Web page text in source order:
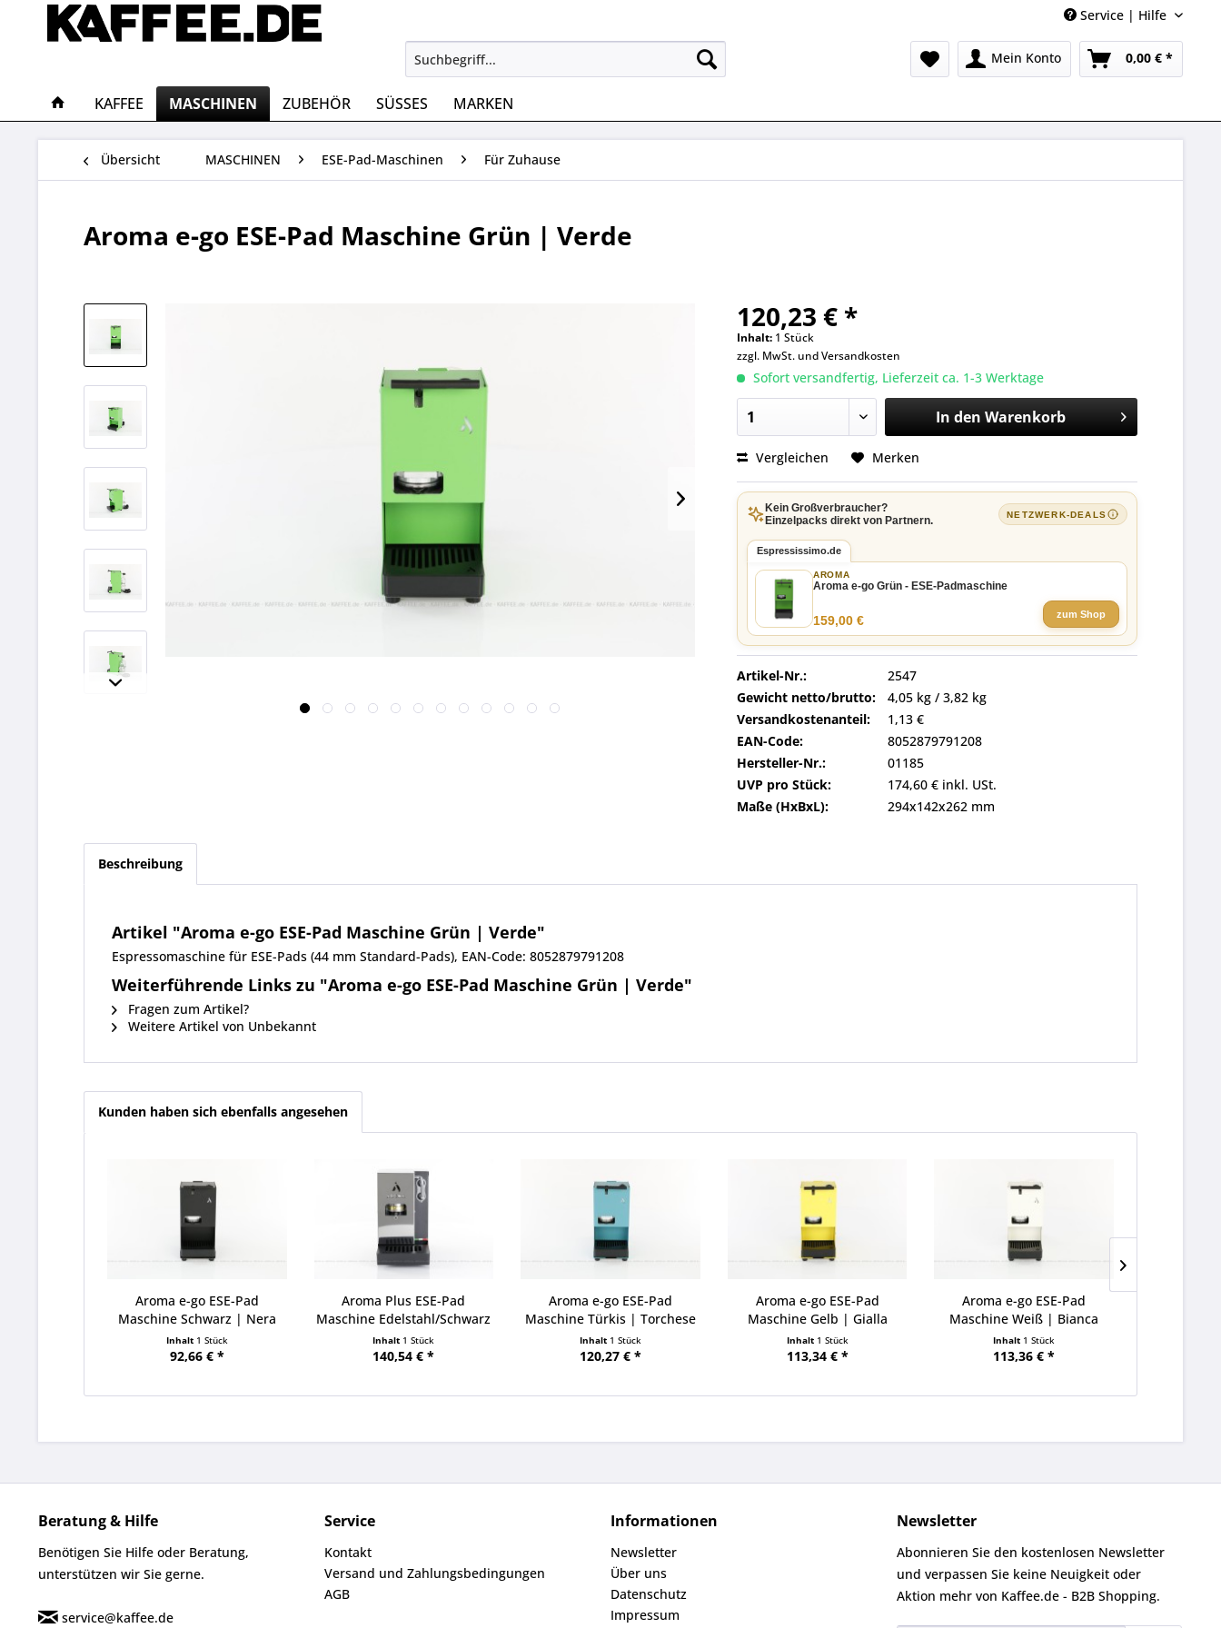
Service | Hilfe
Mein Konto 0,00 € *
KAFFEE MASCHINEN ZUBEHÖR SÜSSES MARKEN
Übersicht MASCHINEN ESE-Pad-Maschinen Für Zuhause
Aroma e-go ESE-Pad Maschine Grün | Verde
120,23 € *
Inhalt: 1 Stück
zzgl. MwSt. undVersandkosten
Sofort versandfertig, Lieferzeit ca. 1-3 Werktage
In den Warenkorb
Vergleichen Merken
Kein Großverbraucher?
Einzelpacks direkt von Partnern.
NETZWERK-DEALS
Espressissimo.de
AROMA
Aroma e-go Grün - ESE-Padmaschine
159,00 € zum Shop
Artikel-Nr.:
2547
Gewicht netto/brutto:
4,05 kg / 3,82 kg
Versandkostenanteil:
1,13 €
EAN-Code:
8052879791208
Hersteller-Nr.:
01185
UVP pro Stück:
174,60 € inkl. USt.
Maße (HxBxL):
294x142x262 mm
Beschreibung
Artikel "Aroma e-go ESE-Pad Maschine Grün | Verde"
Espressomaschine für ESE-Pads (44 mm Standard-Pads), EAN-Code: 8052879791208
Weiterführende Links zu "Aroma e-go ESE-Pad Maschine Grün | Verde"
Fragen zum Artikel?
Weitere Artikel von Unbekannt
Kunden haben sich ebenfalls angesehen
Aroma e-go ESE-Pad
Maschine Schwarz | Nera
Inhalt 1 Stück
92,66 € *
Aroma Plus ESE-Pad
Maschine Edelstahl/Schwarz
Inhalt 1 Stück
140,54 € *
Aroma e-go ESE-Pad
Maschine Türkis | Torchese
Inhalt 1 Stück
120,27 € *
Aroma e-go ESE-Pad
Maschine Gelb | Gialla
Inhalt 1 Stück
113,34 € *
Aroma e-go ESE-Pad
Maschine Weiß | Bianca
Inhalt 1 Stück
113,36 € *
Beratung & Hilfe
Benötigen Sie Hilfe oder Beratung,
unterstützen wir Sie gerne.
service@kaffee.de
Service
Kontakt
Versand und Zahlungsbedingungen
AGB
Informationen
Newsletter
Über uns
Datenschutz
Impressum
Newsletter
Abonnieren Sie den kostenlosen Newsletter
und verpassen Sie keine Neuigkeit oder
Aktion mehr von Kaffee.de - B2B Shopping.